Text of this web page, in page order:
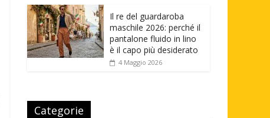
Il re del guardaroba
maschile 2026: perché il
pantalone fluido in lino
è il capo più desiderato
4 Maggio 2026
Categorie